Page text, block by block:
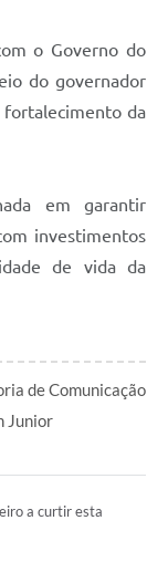
o Governo do
do governador
da
em garantir
investimentos
de vida da
de Comunicação
Junior
a curtir esta